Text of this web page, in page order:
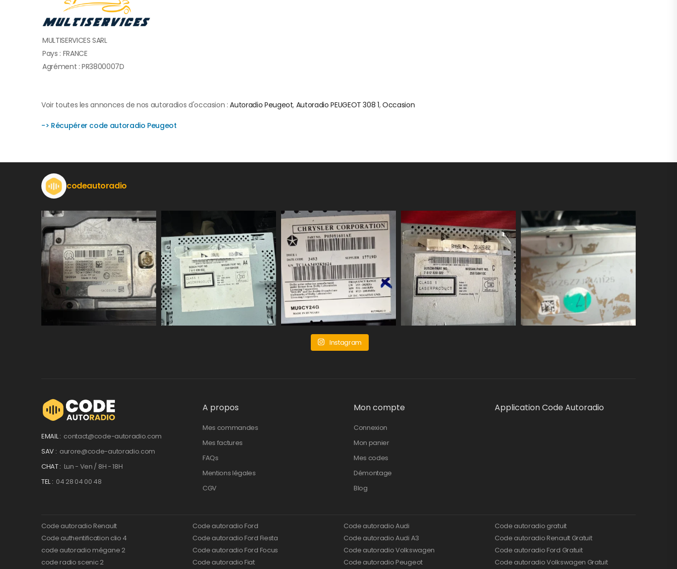
MULTISERVICES SARL
Pays : FRANCE
Agrément : PR3800007D
Voir toutes les annonces de nos autoradios d'occasion :Autoradio Peugeot, Autoradio PEUGEOT 308 1,Occasion
-> Récupérer code autoradio Peugeot
codeautoradio
Instagram
EMAIL : contact@code-autoradio.com
SAV : aurore@code-autoradio.com
CHAT : Lun - Ven / 8H - 18H
TEL : 04 28 04 00 48
A propos
Mes commandes
Mes factures
FAQs
Mentions légales
CGV
Mon compte
Connexion
Mon panier
Mes codes
Démontage
Blog
Application Code Autoradio
Code autoradio Renault
Code authentification clio 4
code autoradio mégane 2
code radio scenic 2
Code autoradio Ford
Code autoradio Ford Fiesta
Code autoradio Ford Focus
Code autoradio Fiat
Code autoradio Audi
Code autoradio Audi A3
Code autoradio Volkswagen
Code autoradio Peugeot
Code autoradio gratuit
Code autoradio Renault Gratuit
Code autoradio Ford Gratuit
Code autoradio Volkswagen Gratuit